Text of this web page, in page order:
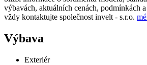
výbavách, aktuálních cenách, podmínkách
vždy kontaktujte společnost invelt - s.r.o.
Výbava
Exteriér